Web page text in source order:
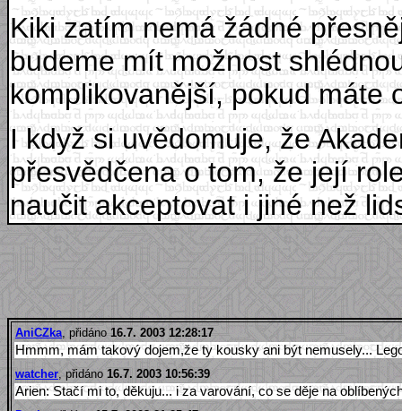
Kiki zatím nemá žádné
budeme mít možnost
komplikovanější, pokud máte
I když si uvědomuje, že
přesvědčena o tom, že její
naučit akceptovat i jiné než
AniCZka , přidáno 16.7. 2003 12:28:17
Hmmm, mám takový dojem,že ty kousky ani být nemusely...
watcher , přidáno 16.7. 2003 10:56:39
Arien: Stačí mi to, děkuju... i za varování, co se děje na